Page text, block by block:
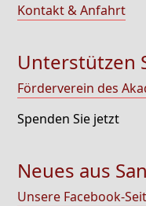
Kontakt & Anfahrt
Unterstützen
Förderverein des
Spenden Sie jetzt
Neues aus
Unsere Facebook-